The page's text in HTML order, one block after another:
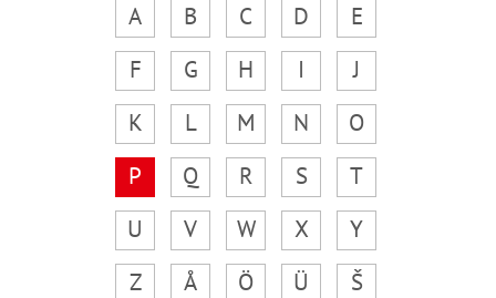
A B C D
E
F
G H I
J
K
L M N
O
P
Q R S
T
U
V W X
Y
Z
Å Ö Ü Š